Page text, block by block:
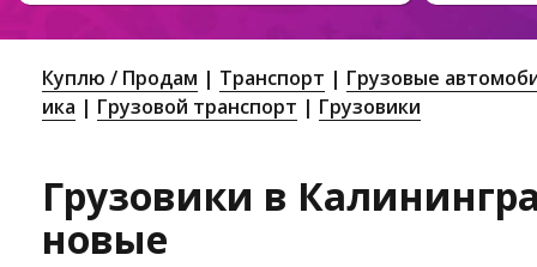
Куплю / Продам Транспорт
Грузовые
ика
Грузовой транспорт Грузовики
Грузовики в
новые